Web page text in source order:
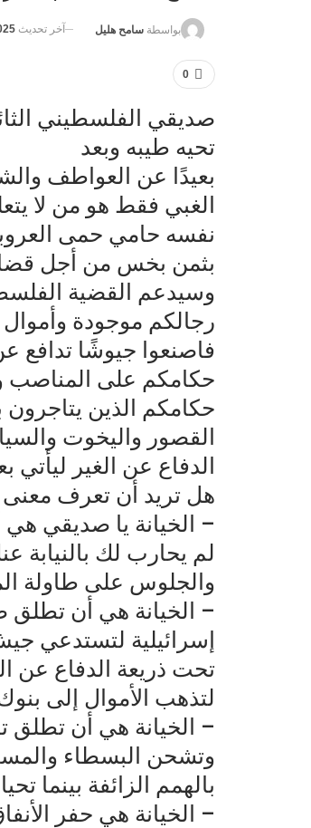
بواسطة سامح هليل آخر تحديث
0
صديقي الفلسطيني
تحيه طيبه وبعد
بعيدًا عن العواطف
الغبي فقط هو من لا
نفسه حامي حمى
بثمن بخس من أجل
وسيدعم القضية
رجالكم موجودة
فاصنعوا جيوشًا
حكامكم على المناصب
حكامكم الذين
القصور واليخوت
الدفاع عن الغير ليأتي
هل تريد أن تعرف معنى
– الخيانة يا صديقي
لم يحارب لك
والجلوس على طاولة
– الخيانة هي أن تطلق
إسرائيلية لتستدعي
تحت ذريعة الدفاع عن
لتذهب الأموال إلى
– الخيانة هي أن تطلق
وتشحن البسطاء
بالهمم الزائفة بينما
– الخيانة هي حفر